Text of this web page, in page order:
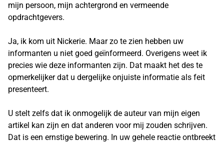
mijn persoon, mijn achtergrond en vermeende
opdrachtgevers.
Ja, ik kom uit Nickerie. Maar zo te zien hebben uw
informanten u niet goed geïnformeerd. Overigens weet ik
precies wie deze informanten zijn. Dat maakt het des te
opmerkelijker dat u dergelijke onjuiste informatie als feit
presenteert.
U stelt zelfs dat ik onmogelijk de auteur van mijn eigen
artikel kan zijn en dat anderen voor mij zouden schrijven.
Dat is een ernstige bewering. In uw gehele reactie ontbreekt